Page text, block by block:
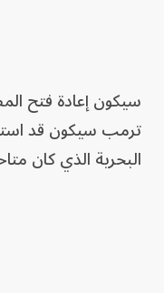
سيكون إعادة فتح
ترمب سيكون قد
البحرية الذي كان